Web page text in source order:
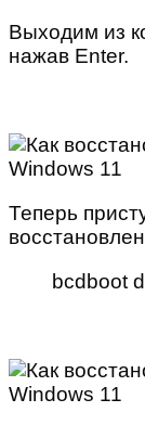
Выходим из
нажав Enter.
Теперь
bcdboot